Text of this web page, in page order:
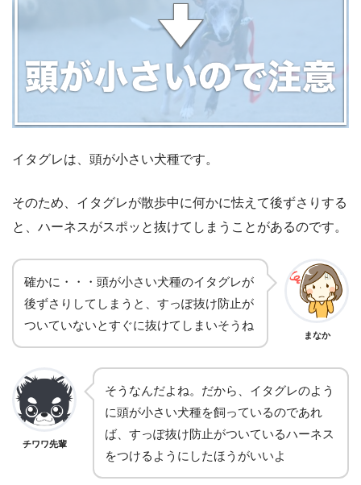
イタグレは、頭が小さい犬種です。
そのため、イタグレが散歩中に何かに怯えて後ずさりする
と、ハーネスがスポッと抜けてしまうことがあるのです。
確かに・・・頭が小さい犬種のイタグレが
後ずさりしてしまうと、すっぽ抜け防止が
ついていないとすぐに抜けてしまいそうね
まなか
チワワ先輩
そうなんだよね。だから、イタグレのよう
に頭が小さい犬種を飼っているのであれ
ば、すっぽ抜け防止がついているハーネス
をつけるようにしたほうがいいよ